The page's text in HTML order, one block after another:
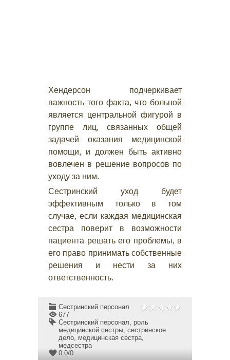
Хендерсон подчеркивает
важность того факта, что больной
является центральной фигурой в
группе лиц, связанных общей
задачей оказания медицинской
помощи, и должен быть активно
вовлечен в решение вопросов по
уходу за ним.
Сестринский уход будет
эффективным только в том
случае, если каждая медицинская
сестра поверит в возможности
пациента решать его проблемы, в
его право принимать собственные
решения и нести за них
ответственность.
Сестринский персонал
677
Сестринский персонал, роль
медицинской сестры, сестринское
дело, медицинская сестра,
медсестра
0.0/0